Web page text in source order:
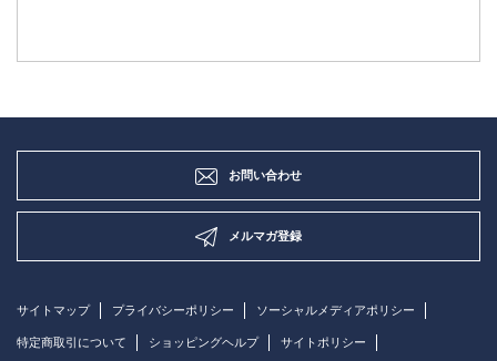
お問い合わせ
メルマガ登録
サイトマップ プライバシーポリシー ソーシャルメディアポリシー
特定商取引について ショッピングヘルプ サイトポリシー